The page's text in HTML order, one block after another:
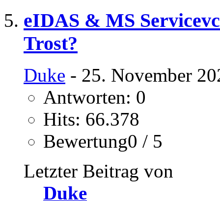
eIDAS & MS
Trost?
Duke - 25. November
Antworten: 0
Hits: 66.378
Bewertung0 / 5
Letzter Beitrag von
Duke